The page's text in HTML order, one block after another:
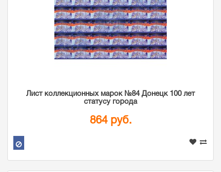
Лист коллекционных марок №84 Донецк 100 лет
статусу города
864 руб.